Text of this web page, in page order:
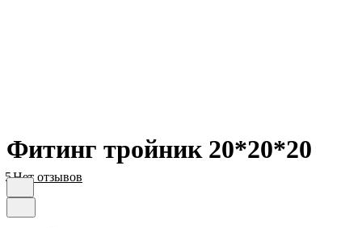
Фитинг тройник 20*20*20
5Нет отзывов